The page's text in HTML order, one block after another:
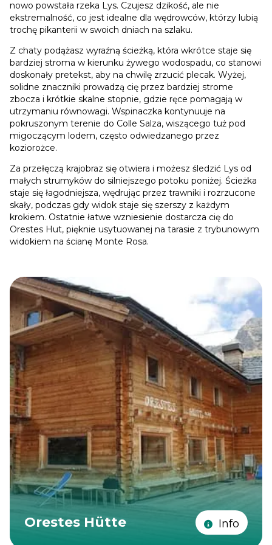
nowo powstała rzeka Lys. Czujesz dzikość, ale nie
ekstremalność, co jest idealne dla wędrowców, którzy lubią
trochę pikanterii w swoich dniach na szlaku.
Z chaty podążasz wyraźną ścieżką, która wkrótce staje się
bardziej stroma w kierunku żywego wodospadu, co stanowi
doskonały pretekst, aby na chwilę zrzucić plecak. Wyżej,
solidne znaczniki prowadzą cię przez bardziej strome
zbocza i krótkie skalne stopnie, gdzie ręce pomagają w
utrzymaniu równowagi. Wspinaczka kontynuuje na
pokruszonym terenie do Colle Salza, wiszącego tuż pod
migoczącym lodem, często odwiedzanego przez
koziorożce.
Za przełęczą krajobraz się otwiera i możesz śledzić Lys od
małych strumyków do silniejszego potoku poniżej. Ścieżka
staje się łagodniejsza, wędrując przez trawniki i rozrzucone
skały, podczas gdy widok staje się szerszy z każdym
krokiem. Ostatnie łatwe wzniesienie dostarcza cię do
Orestes Hut, pięknie usytuowanej na tarasie z trybunowym
widokiem na ścianę Monte Rosa.
Orestes Hütte Info